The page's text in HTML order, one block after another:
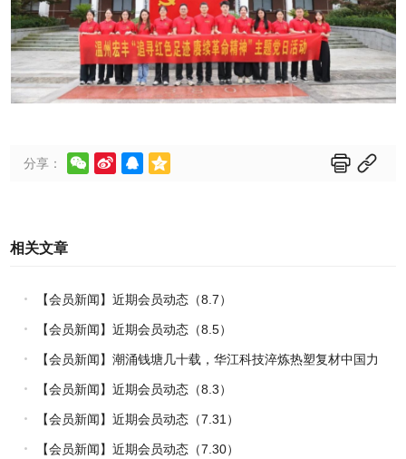
分享：      
相关文章
【会员新闻】近期会员动态（8.7）
【会员新闻】近期会员动态（8.5）
【会员新闻】潮涌钱塘几十载，华江科技淬炼热塑复材中国力
量
【会员新闻】近期会员动态（8.3）
【会员新闻】近期会员动态（7.31）
【会员新闻】近期会员动态（7.30）